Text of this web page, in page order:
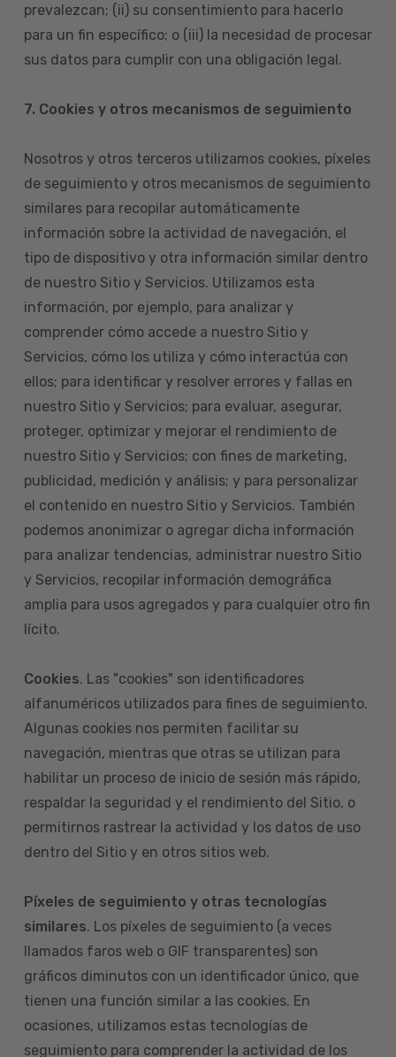
prevalezcan; (ii) su consentimiento para hacerlo
para un fin específico; o (iii) la necesidad de procesar
sus datos para cumplir con una obligación legal.
7. Cookies y otros mecanismos de seguimiento
Nosotros y otros terceros utilizamos cookies, píxeles
de seguimiento y otros mecanismos de seguimiento
similares para recopilar automáticamente
información sobre la actividad de navegación, el
tipo de dispositivo y otra información similar dentro
de nuestro Sitio y Servicios. Utilizamos esta
información, por ejemplo, para analizar y
comprender cómo accede a nuestro Sitio y
Servicios, cómo los utiliza y cómo interactúa con
ellos; para identificar y resolver errores y fallas en
nuestro Sitio y Servicios; para evaluar, asegurar,
proteger, optimizar y mejorar el rendimiento de
nuestro Sitio y Servicios; con fines de marketing,
publicidad, medición y análisis; y para personalizar
el contenido en nuestro Sitio y Servicios. También
podemos anonimizar o agregar dicha información
para analizar tendencias, administrar nuestro Sitio
y Servicios, recopilar información demográfica
amplia para usos agregados y para cualquier otro fin
lícito.
Cookies. Las "cookies" son identificadores
alfanuméricos utilizados para fines de seguimiento.
Algunas cookies nos permiten facilitar su
navegación, mientras que otras se utilizan para
habilitar un proceso de inicio de sesión más rápido,
respaldar la seguridad y el rendimiento del Sitio, o
permitirnos rastrear la actividad y los datos de uso
dentro del Sitio y en otros sitios web.
Píxeles de seguimiento y otras tecnologías
similares. Los píxeles de seguimiento (a veces
llamados faros web o GIF transparentes) son
gráficos diminutos con un identificador único, que
tienen una función similar a las cookies. En
ocasiones, utilizamos estas tecnologías de
seguimiento para comprender la actividad de los